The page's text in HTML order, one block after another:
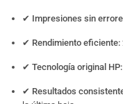
✔ Impresiones sin
✔ Rendimiento eficiente:
✔ Tecnología original HP:
✔ Resultados